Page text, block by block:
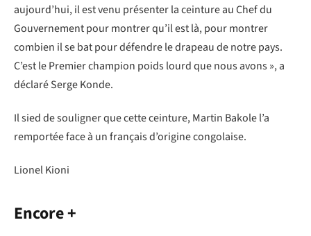
aujourd’hui, il est venu présenter la ceinture au Chef du
Gouvernement pour montrer qu’il est là, pour montrer
combien il se bat pour défendre le drapeau de notre pays.
C’est le Premier champion poids lourd que nous avons », a
déclaré Serge Konde.
Il sied de souligner que cette ceinture, Martin Bakole l’a
remportée face à un français d’origine congolaise.
Lionel Kioni
Encore +